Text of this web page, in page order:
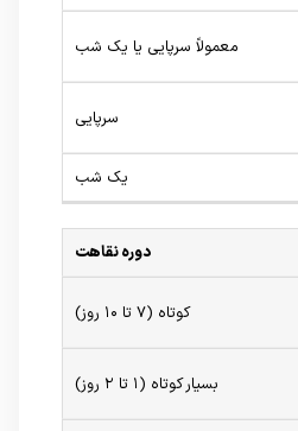
معمولاً سرپایی یا یک شب
سرپایی
یک شب
دوره نقاهت
کوتاه (۷ تا ۱۰ روز)
بسیار کوتاه (۱ تا ۲ روز)